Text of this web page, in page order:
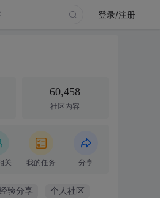
登录/注册
60,458
社区内容
关 我的任务 分享
验分享 个人社区